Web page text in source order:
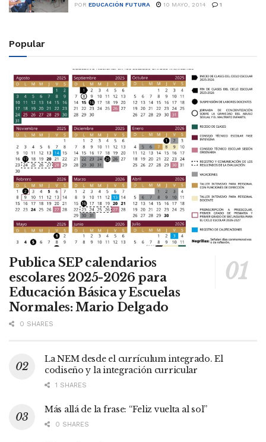
POR EDUCACIÓN FUTURA 10 MAYO, 2014 1
Popular
Publica SEP calendarios
escolares 2025-2026 para
Educación Básica y Escuelas
Normales: Mario Delgado
0 SHARES
La NEM desde el currículum integrado. El
codiseño y la integración curricular
1 SHARES
Más allá de la frase: “Feliz vuelta al sol”
0 SHARES